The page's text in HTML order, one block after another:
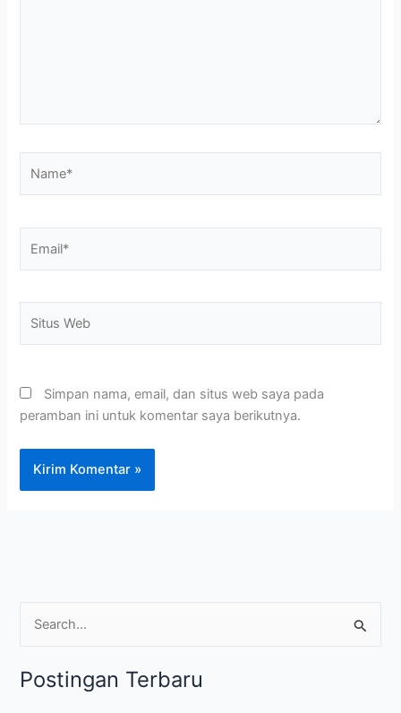
Web
Simpan nama, email, dan situs web saya pada
peramban ini untuk komentar saya berikutnya.
r
Postingan Terbaru